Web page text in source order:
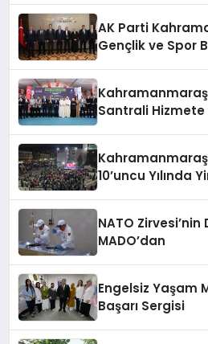
AK Parti
Gençlik ve Spor
Santrali Hizmete
10’uncu Yılında
NATO Zirvesi’nin
MADO’dan
Engelsiz Yaşam
Başarı Sergisi